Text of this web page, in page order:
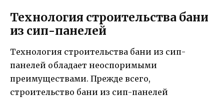
Технология строительства бани
из сип-панелей
Технология строительства бани из сип-
панелей обладает неоспоримыми
преимуществами. Прежде всего,
строительство бани из сип-панелей